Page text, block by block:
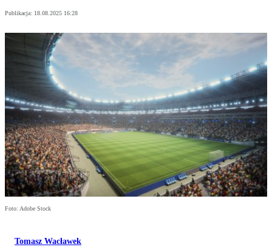
Publikacja: 18.08.2025 16:28
Foto: Adobe Stock
Tomasz Wacławek